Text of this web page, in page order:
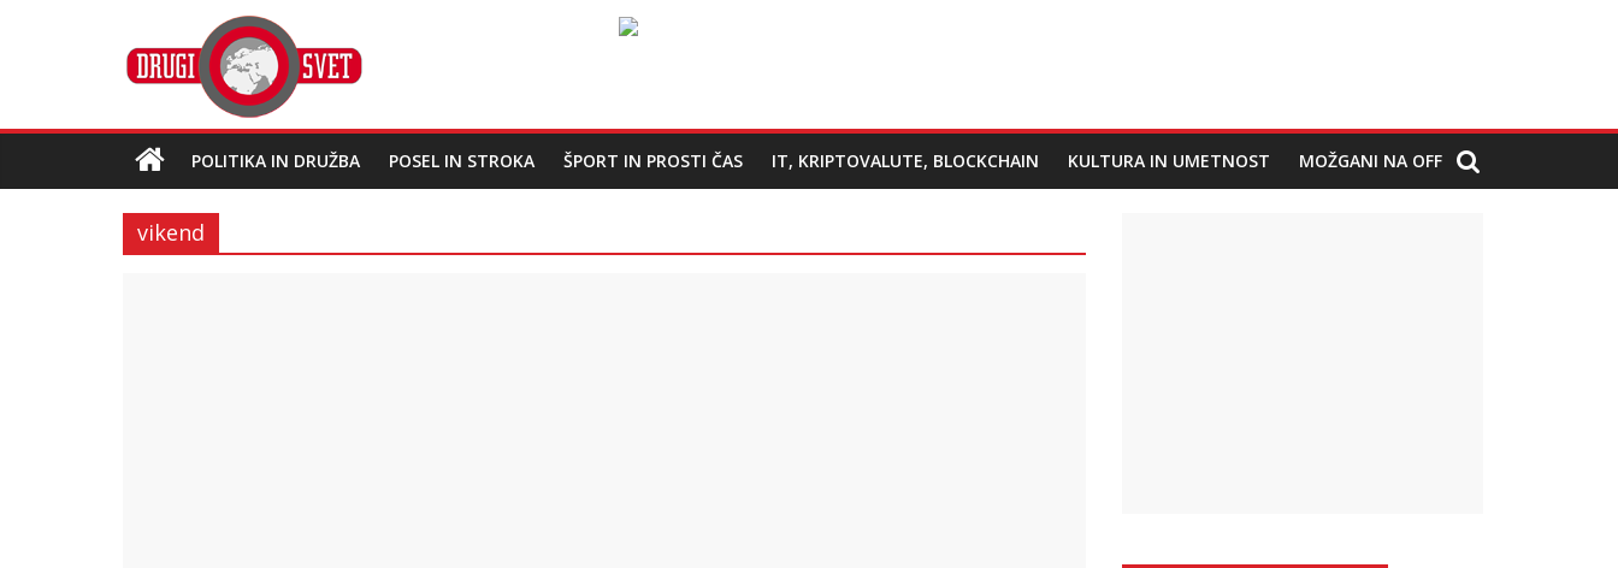
POLITIKA IN DRUŽBA POSEL IN STROKA ŠPORT IN PROSTI ČAS IT, KRIPTOVALUTE, BLOCKCHAIN KULTURA IN UMETNOST MOŽGANI NA OFF
vikend